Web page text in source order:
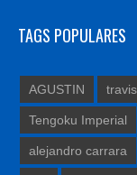
TAGS POPULARES
AGUSTIN travis
Tengoku Imperial
alejandro carrara